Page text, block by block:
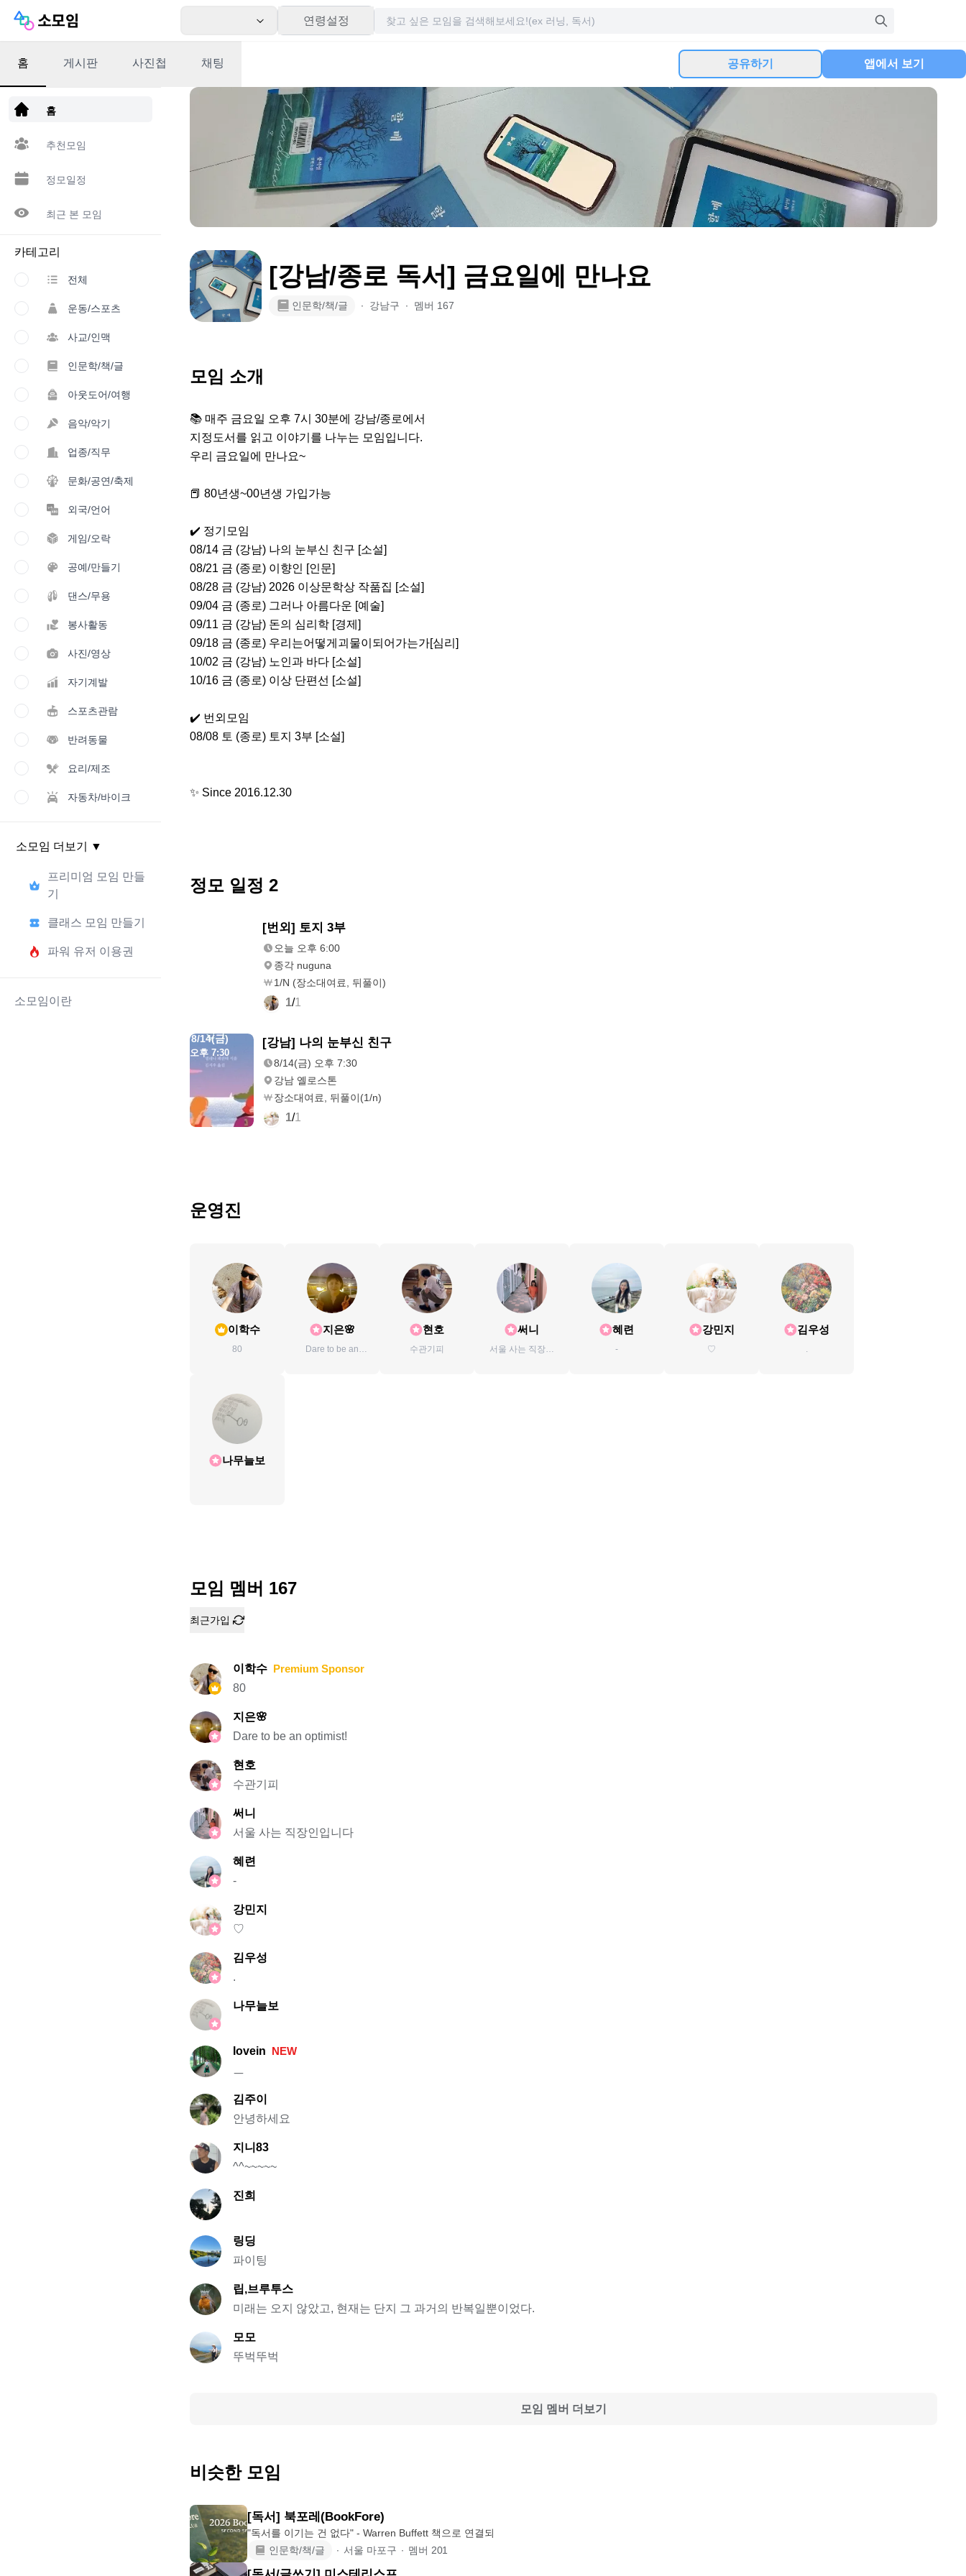
연령설정
앱 다운로드
홈
추천모임
정모일정
최근 본 모임
카테고리
전체
운동/스포츠
사교/인맥
인문학/책/글
아웃도어/여행
음악/악기
업종/직무
문화/공연/축제
외국/언어
게임/오락
공예/만들기
댄스/무용
봉사활동
사진/영상
자기계발
스포츠관람
반려동물
요리/제조
자동차/바이크
소모임 더보기 ▼
프리미엄 모임 만들
기
클래스 모임 만들기
파워 유저 이용권
소모임이란
홈 게시판 사진첩 채팅 공유하기 앱에서 보기
[강남/종로 독서] 금요일에 만나요
인문학/책/글 ∙ 강남구 ∙ 멤버 167
모임 소개
📚 매주 금요일 오후 7시 30분에 강남/종로에서
지정도서를 읽고 이야기를 나누는 모임입니다.
우리 금요일에 만나요~
📕 80년생~00년생 가입가능
✔️ 정기모임
08/14 금 (강남) 나의 눈부신 친구 [소설]
08/21 금 (종로) 이향인 [인문]
08/28 금 (강남) 2026 이상문학상 작품집 [소설]
09/04 금 (종로) 그러나 아름다운 [예술]
09/11 금 (강남) 돈의 심리학 [경제]
09/18 금 (종로) 우리는어떻게괴물이되어가는가[심리]
10/02 금 (강남) 노인과 바다 [소설]
10/16 금 (종로) 이상 단편선 [소설]
✔️ 번외모임
08/08 토 (종로) 토지 3부 [소설]
✨ Since 2016.12.30
정모 일정 2
[번외] 토지 3부
오늘 오후 6:00
종각 nuguna
1/N (장소대여료, 뒤풀이)
1/1
8/14(금)
오후 7:30
[강남] 나의 눈부신 친구
8/14(금) 오후 7:30
강남 옐로스톤
장소대여료, 뒤풀이(1/n)
1/1
운영진
이학수
80
지은🌸
Dare to be an
현호
수관기피
써니
서울 사는 직장인
혜련
-
강민지
♡
김우성
.
나무늘보
모임 멤버 167
최근가입
이학수 Premium Sponsor
80
지은🌸
Dare to be an optimist!
현호
수관기피
써니
서울 사는 직장인입니다
혜련
-
강민지
♡
김우성
.
나무늘보
lovein NEW
ㅡ
김주이
안녕하세요
지니83
^^~~~~~
진희
링딩
파이팅
립,브루투스
미래는 오지 않았고, 현재는 단지 그 과거의 반복일뿐이었다.
모모
뚜벅뚜벅
모임 멤버 더보기
비슷한 모임
[독서] 북포레(BookFore)
"독서를 이기는 건 없다" - Warren Buffett 책으로 연결되
인문학/책/글
∙ 서울 마포구 ∙ 멤버 201